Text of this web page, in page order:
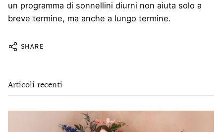
un programma di sonnellini diurni non aiuta solo a
breve termine, ma anche a lungo termine.
SHARE
Articoli recenti